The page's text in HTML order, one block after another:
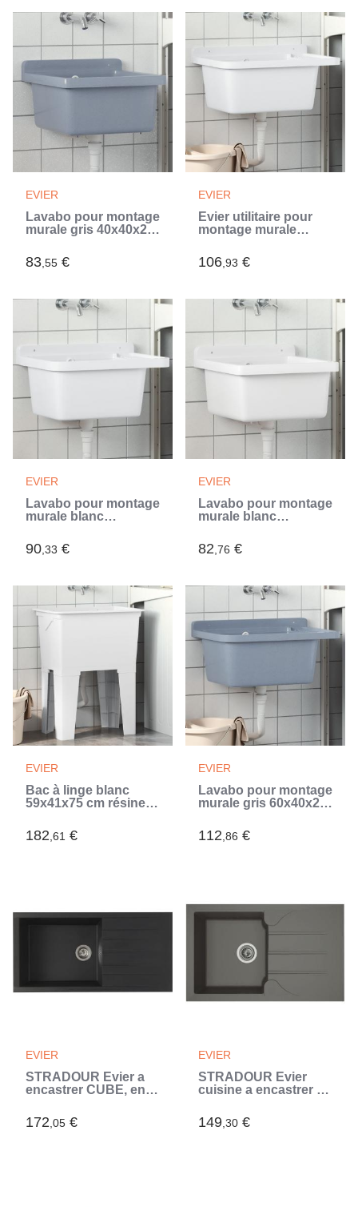
EVIER
Lavabo pour montage
murale gris 40x40x24
83,55 €
EVIER
Évier utilitaire pour
montage murale
résine (Blanc)
106,93 €
EVIER
Lavabo pour montage
murale blanc
(Blanc)
90,33 €
EVIER
Lavabo pour montage
murale blanc
(Blanc)
82,76 €
EVIER
Bac à linge blanc
59x41x75 cm résine
182,61 €
EVIER
Lavabo pour montage
murale gris 60x40x28
112,86 €
EVIER
STRADOUR Evier a
encastrer CUBE, en
- 06, 1 bac, dim. 100 *
50 cm, vidage manuel
172,05 €
EVIER
STRADOUR Evier
cuisine a encastrer 1
- Résine - 81 x 50 cm -
Gris béton
149,30 €